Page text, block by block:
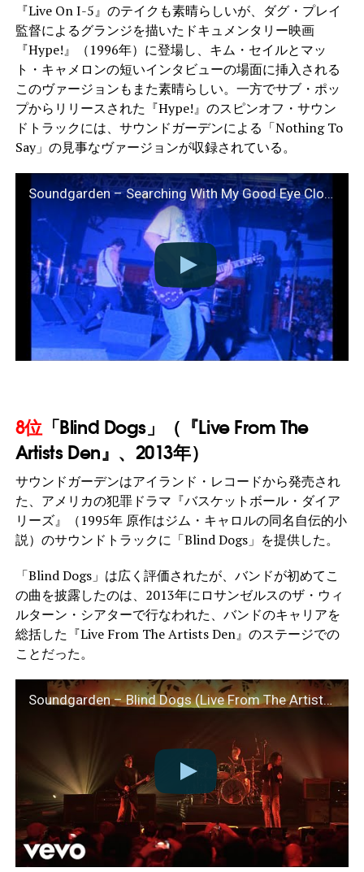
『Live On I-5』のテイクも素晴らしいが、ダグ・プレイ
監督によるグランジを描いたドキュメンタリー映画
『Hype!』（1996年）に登場し、キム・セイルとマッ
ト・キャメロンの短いインタビューの場面に挿入される
このヴァージョンもまた素晴らしい。一方でサブ・ポッ
プからリリースされた『Hype!』のスピンオフ・サウン
ドトラックには、サウンドガーデンによる「Nothing To
Say」の見事なヴァージョンが収録されている。
Soundgarden – Searching With My Good Eye Closed [Live Hype HD]
8位 「Blind Dogs」（『Live From The
Artists Den』、2013年）
サウンドガーデンはアイランド・レコードから発売され
た、アメリカの犯罪ドラマ『バスケットボール・ダイア
リーズ』（1995年 原作はジム・キャロルの同名自伝的小
説）のサウンドトラックに「Blind Dogs」を提供した。
「Blind Dogs」は広く評価されたが、バンドが初めてこ
の曲を披露したのは、2013年にロサンゼルスのザ・ウィ
ルターン・シアターで行なわれた、バンドのキャリアを
総括した『Live From The Artists Den』のステージでの
ことだった。
Soundgarden – Blind Dogs (Live From The Artists Den)